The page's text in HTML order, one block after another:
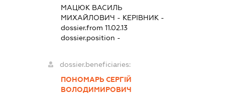
МАЦЮК ВАСИЛЬ
МИХАЙЛОВИЧ - КЕРІВНИК -
dossier.from 11.02.13
dossier.position -
dossier.beneficiaries:
ПОНОМАРЬ СЕРГІЙ
ВОЛОДИМИРОВИЧ